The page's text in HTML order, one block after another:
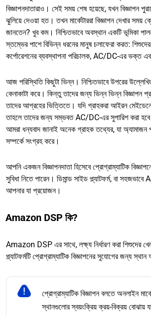
বিজ্ঞাপনদাতারাও। সেই সময় শেষ হয়েছে, যখন বিজ্ঞাপন
ঝুলিয়ে দেওয়া হত। তখন মার্কেটাররা বিজ্ঞাপন দেখার সময়
জানতেন? খুব কম। নিশ্চিতভাবে অবস্থান একটি ভূমিকা
স্তম্ভের পাশে বিভিন্ন ধরনের মানুষ চলাফেরা করত:
কর্পোরেশনের ব্যবস্থাপনা পরিচালক, AC/DC-এর ভক্ত
আজ পরিস্থিতি কিছুটা ভিন্ন। নিশ্চিতভাবে উপরের
কেনাকাটা করে। কিন্তু তাদের জন্য ভিন্ন ভিন্ন বিজ্ঞাপন
তাদের আগ্রহের ভিত্তিতে। যদি গ্রাহকরা আইরন
তাহলে তাদের জন্য সম্ভবত AC/DC-এর সুপারিশ করা
আমরা ধন্যবাদ জানাই অনেক গ্রাহক তথ্যের, যা অ্যামাজন
সম্পর্কে সংগ্রহ করে।
আপনি একজন বিজ্ঞাপনদাতা হিসেবে প্রোগ্রাম্যাটিক
সুবিধা নিতে পারেন। ডিমান্ড সাইড প্ল্যাটফর্ম, বা
আপনার যা প্রয়োজন।
Amazon DSP কি?
Amazon DSP এর সাথে, লক্ষ্য নির্ধারণ করা শিশুদের
প্ল্যাটফর্মটি প্রোগ্রাম্যাটিক বিজ্ঞাপনের সুযোগের জন্য
প্রোগ্রাম্যাটিক বিজ্ঞাপন বলতে অনলাইন
স্থানগুলোর স্বয়ংক্রিয় ক্রয়-বিক্রয় বোঝায়